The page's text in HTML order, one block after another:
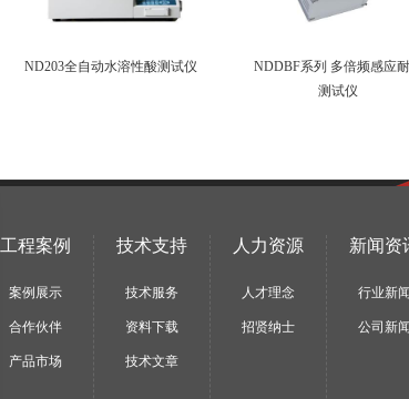
ND203全自动水溶性酸测试仪
NDDBF系列 多倍频感应
测试仪
工程案例
案例展示
合作伙伴
产品市场
技术支持
技术服务
资料下载
技术文章
人力资源
人才理念
招贤纳士
新闻资
行业新闻
公司新闻